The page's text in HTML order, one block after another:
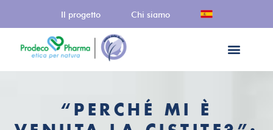
Il progetto Chi siamo
“PERCHÉ MI È